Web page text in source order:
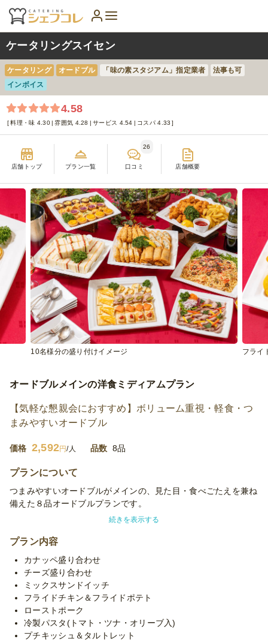
ケータリングスイセン
ケータリング オードブル 「味の素スタジアム」指定業者
法事も可
インボイス
4.58
料理・味 4.30 雰囲気 4.28 サービス 4.54 コスパ 4.33
店舗トップ プラン一覧 口コミ
26
店舗概要
10名様分の盛り付けイメージ フライ
オードブルメインの洋食ミディアムプラン
【気軽な懇親会におすすめ】ボリューム重視・軽食・つ
まみやすいオードブル
価格 2,592円/人 品数 8品
プランについて
つまみやすいオードブルがメインの、見た目・食べごたえを兼ね
備えた８品オードブルプランです。
膳・撤収等のサービスはついておりません。
※「10卓に配置」などお客様ご指定の数の卓に配置する場合、
追加容器代金をいただいたり、容器が変更になる場合がございま
す。予めご了承くださいませ。
※季節毎の仕入れによりメニューが変わる場合がございます。予
めご了承ください。
※プランに記載のあるメニュー以外もご対応が可能です。お気軽
に御相談ください。
続きを表示する
プラン内容
カナッペ盛り合わせ
チーズ盛り合わせ
ミックスサンドイッチ
フライドチキン＆フライドポテト
ローストポーク
冷製パスタ(トマト・ツナ・オリーブ入)
プチキッシュ＆タルトレット